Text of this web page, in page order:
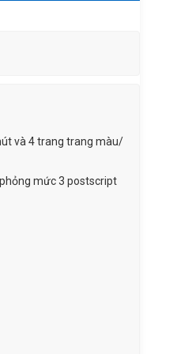
và 4 trang trang màu/
phỏng mức 3 postscript